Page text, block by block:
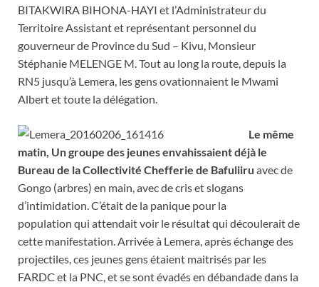
BITAKWIRA BIHONA-HAYI et l’Administrateur du
Territoire Assistant et représentant personnel du
gouverneur de Province du Sud – Kivu, Monsieur
Stéphanie MELENGE M. Tout au long la route, depuis la
RN5 jusqu’à Lemera, les gens ovationnaient le Mwami
Albert et toute la délégation.
Le même
matin, Un groupe des jeunes envahissaient déjà le
Bureau de la Collectivité Chefferie de Bafuliiru avec de
Gongo (arbres) en main, avec de cris et slogans
d’intimidation. C’était de la panique pour la
population qui attendait voir le résultat qui découlerait de
cette manifestation. Arrivée à Lemera, après échange des
projectiles, ces jeunes gens étaient maitrisés par les
FARDC et la PNC, et se sont évadés en débandade dans la